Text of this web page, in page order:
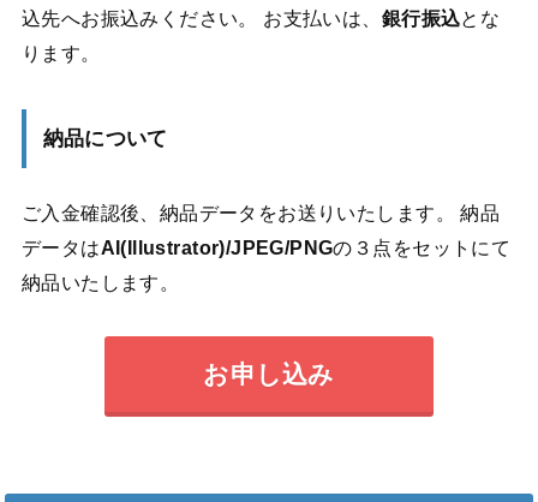
込先へお振込みください。 お支払いは、 銀行振込とな
ります。
納品について
ご入金確認後、納品データをお送りいたします。 納品
データはAI(Illustrator)/JPEG/PNGの３点をセットにて
納品いたします。
お申し込み